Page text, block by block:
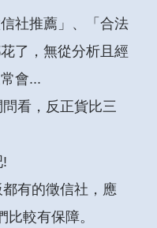
社推薦」、「合法
了，無從分析且經
會...
看，反正貨比三
有的徵信社，應
較有保障。